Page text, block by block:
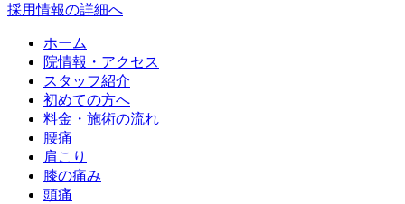
採用情報の詳細へ
ホーム
院情報・アクセス
スタッフ紹介
初めての方へ
料金・施術の流れ
腰痛
肩こり
膝の痛み
頭痛